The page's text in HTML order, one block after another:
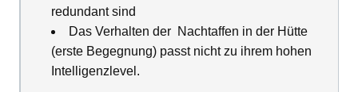
redundant sind
Das Verhalten der Nachtaffen in der Hütte
(erste Begegnung) passt nicht zu ihrem hohen
Intelligenzlevel.